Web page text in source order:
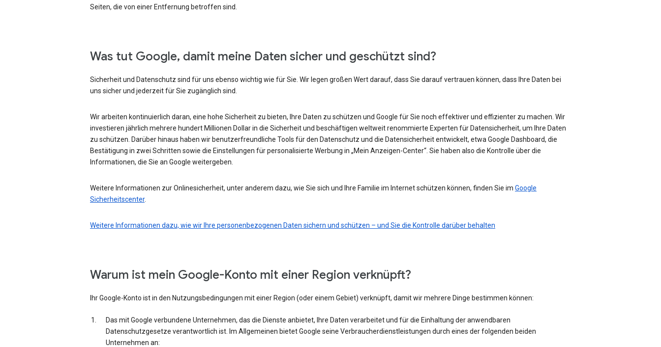
Seiten, die von einer Entfernung betroffen sind.
Was tut Google, damit meine Daten sicher und geschützt sind?
Sicherheit und Datenschutz sind für uns ebenso wichtig wie für Sie. Wir legen großen Wert darauf, dass Sie darauf vertrauen können, dass Ihre Daten bei
uns sicher und jederzeit für Sie zugänglich sind.
Wir arbeiten kontinuierlich daran, eine hohe Sicherheit zu bieten, Ihre Daten zu schützen und Google für Sie noch effektiver und effizienter zu machen. Wir
investieren jährlich mehrere hundert Millionen Dollar in die Sicherheit und beschäftigen weltweit renommierte Experten für Datensicherheit, um Ihre Daten
zu schützen. Darüber hinaus haben wir benutzerfreundliche Tools für den Datenschutz und die Datensicherheit entwickelt, etwa Google Dashboard, die
Bestätigung in zwei Schritten sowie die Einstellungen für personalisierte Werbung in „Mein Anzeigen-Center“. Sie haben also die Kontrolle über die
Informationen, die Sie an Google weitergeben.
Weitere Informationen zur Onlinesicherheit, unter anderem dazu, wie Sie sich und Ihre Familie im Internet schützen können, finden Sie im Google
Sicherheitscenter.
Weitere Informationen dazu, wie wir Ihre personenbezogenen Daten sichern und schützen – und Sie die Kontrolle darüber behalten
Warum ist mein Google-Konto mit einer Region verknüpft?
Ihr Google-Konto ist in den Nutzungsbedingungen mit einer Region (oder einem Gebiet) verknüpft, damit wir mehrere Dinge bestimmen können:
Das mit Google verbundene Unternehmen, das die Dienste anbietet, Ihre Daten verarbeitet und für die Einhaltung der anwendbaren
Datenschutzgesetze verantwortlich ist. Im Allgemeinen bietet Google seine Verbraucherdienstleistungen durch eines der folgenden beiden
Unternehmen an: